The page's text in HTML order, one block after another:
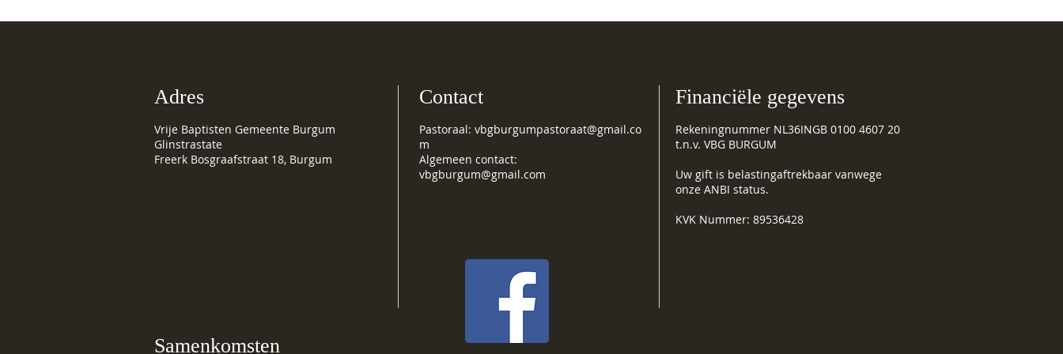
Adres
Vrije Baptisten Gemeente Burgum
Glinstrastate
Freerk Bosgraafstraat 18, Burgum
Samenkomsten
Contact
Pastoraal: vbgburgumpastoraat@gmail.co
m
Algemeen contact:
vbgburgum@gmail.com
Financiële gegevens
Rekeningnummer NL36INGB 0100 4607 20
t.n.v. VBG BURGUM
Uw gift is belastingaftrekbaar vanwege
onze ANBI status.
KVK Nummer: 89536428